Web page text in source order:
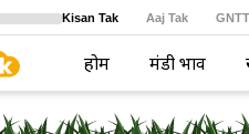
Kisan Tak Aaj Tak
होम मंडी भाव